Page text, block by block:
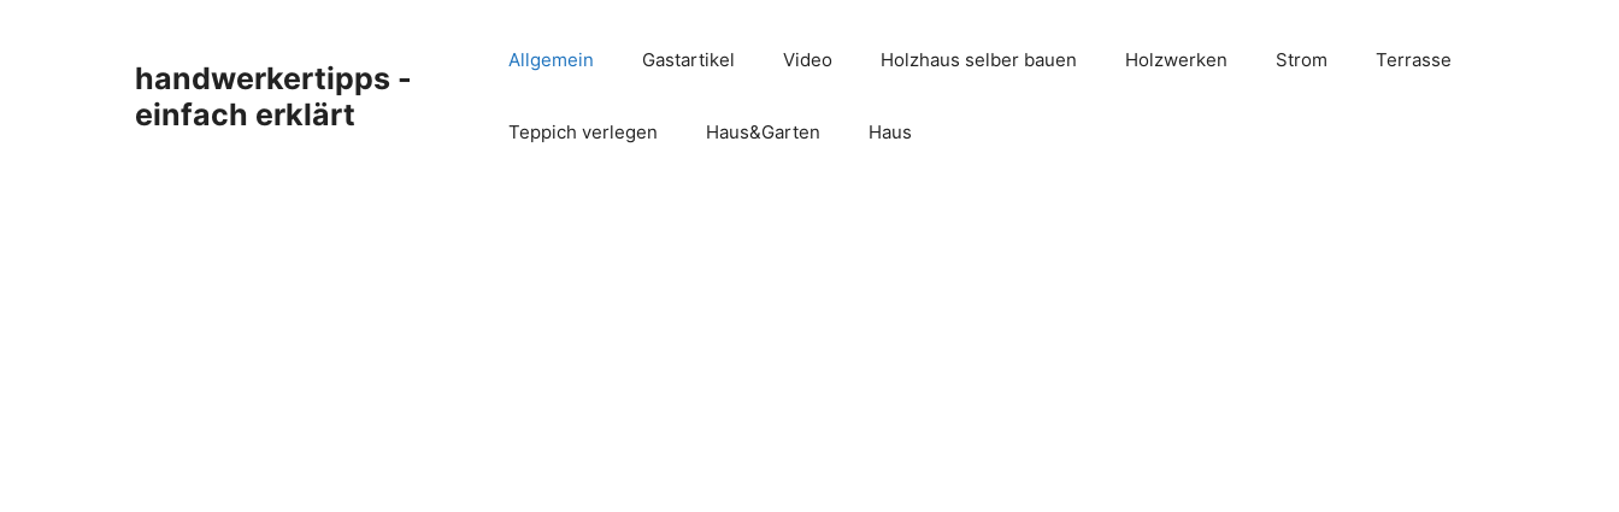
handwerkertipps -
einfach erklärt
Allgemein Gastartikel Video Holzhaus selber bauen Holzwerken Strom Terrasse
Teppich verlegen Haus&Garten Haus